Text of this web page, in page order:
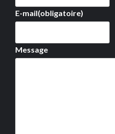
E-mail(obligatoire)
Message